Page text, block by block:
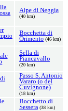
Alpe di Neggia
(40 km)
Bocchetta di
Orimento (46 km)
Sella di
Piancavallo
(20 km)
Passo S. Antonio
Vararo (o del
Cuvignone)
(18 km)
Bocchetto di
Sessera (38 km)